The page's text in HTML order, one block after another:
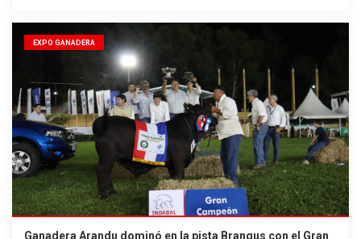
EXPO GANADERA
Ganadera Arandu dominó en la pista Brangus con el Gran